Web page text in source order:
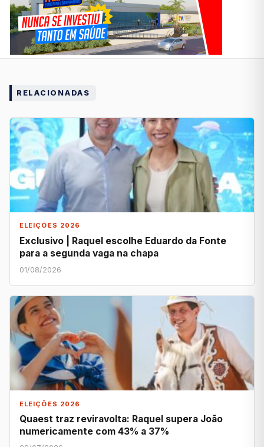
RELACIONADAS
ELEIÇÕES 2026
Exclusivo | Raquel escolhe Eduardo da Fonte
para a segunda vaga na chapa
01/08/2026
ELEIÇÕES 2026
Quaest traz reviravolta: Raquel supera João
numericamente com 43% a 37%